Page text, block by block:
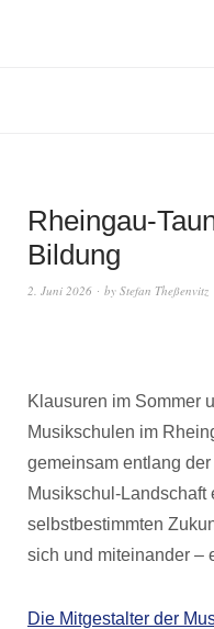
Rheingau-
Bildung
2. Juni 2026 by Stefan Theßenvitz
Klausuren im Sommer
Musikschulen im
gemeinsam entlang
Musikschul-
selbstbestimmten
sich und miteinander –
Die Mitgestalter der